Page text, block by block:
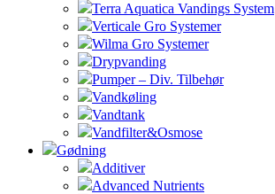
Terra Aquatica Vandings System
Verticale Gro Systemer
Wilma Gro Systemer
Drypvanding
Pumper – Div. Tilbehør
Vandkøling
Vandtank
Vandfilter&Osmose
Gødning
Additiver
Advanced Nutrients